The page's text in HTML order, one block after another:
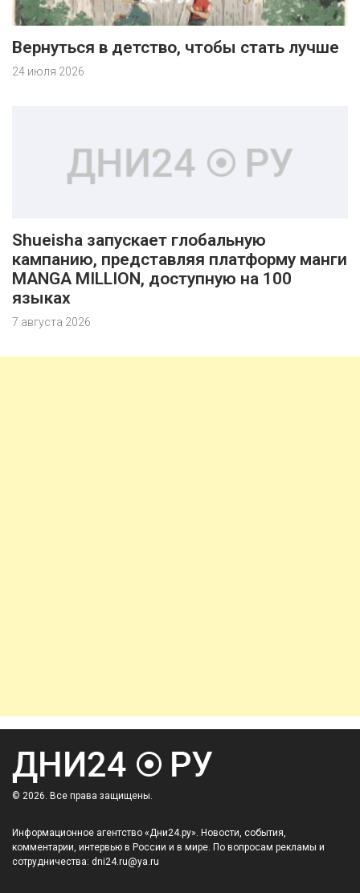
Вернуться в детство, чтобы стать лучше
24 июля 2026
Shueisha запускает глобальную
кампанию, представляя платформу манги
MANGA MILLION, доступную на 100
языках
7 августа 2026
© 2026. Все права защищены.
Информационное агентство «Дни24.ру». Новости, события,
комментарии, интервью в России и в мире. По вопросам рекламы и
сотрудничества: dni24.ru@ya.ru